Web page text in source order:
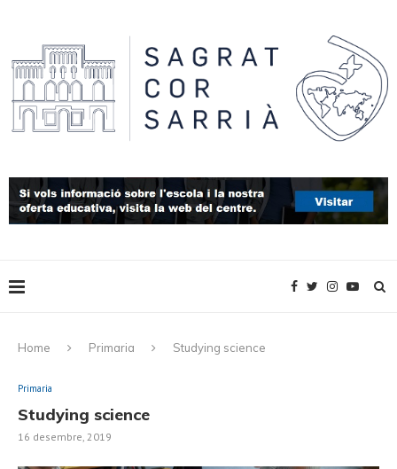
Home Primaria Studying science
Primaria
Studying science
16 desembre, 2019